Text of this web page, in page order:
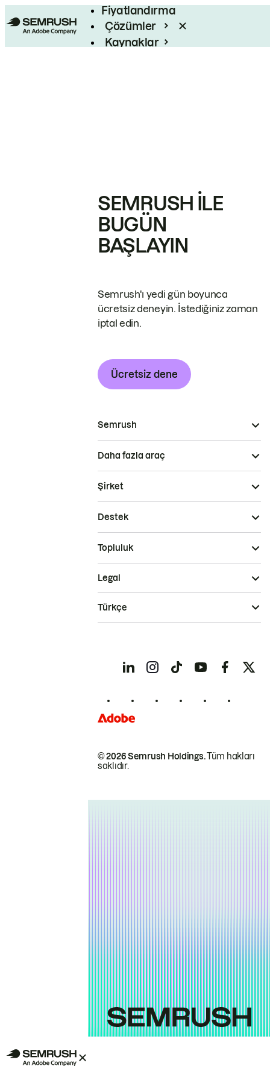
Fiyatlandırma
Çözümler
Kaynaklar
SEMRUSH ILE
BUGÜN
BAŞLAYIN
Semrush'ı yedi gün boyunca
ücretsiz deneyin. İstediğiniz zaman
iptal edin.
Ücretsiz dene
Semrush
Daha fazla araç
Şirket
Destek
Topluluk
© 2026 Semrush Holdings.Tüm hakları
saklıdır.
Legal
Türkçe